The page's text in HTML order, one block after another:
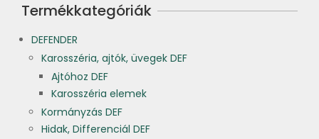
Termékkategóriák
DEFENDER
Karosszéria, ajtók, üvegek DEF
Ajtóhoz DEF
Karosszéria elemek
Kormányzás DEF
Hidak, Differenciál DEF